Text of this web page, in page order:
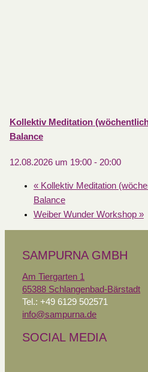
Kollektiv Meditation
Balance
12.08.2026 um 19:00- 20:00
«Kollektiv Meditation
Balance
Weiber Wunder Workshop »
SAMPURNA GMBH
Am Tiergarten 1
65388 Schlangenbad-Bärstadt
Tel.: +49 6129 502571
info@sampurna.de
SOCIAL MEDIA